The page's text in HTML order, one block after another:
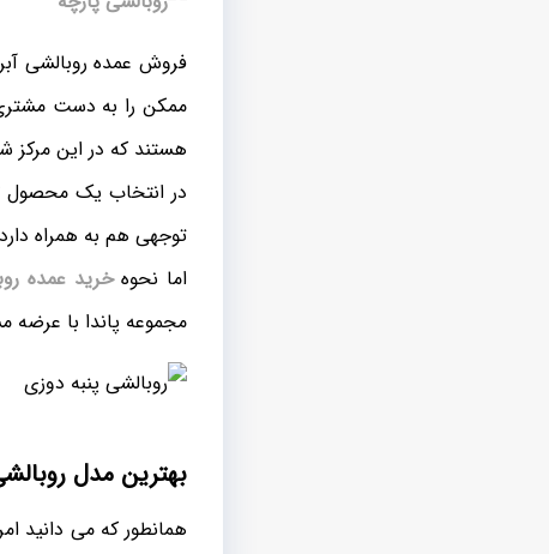
فروش عمده روبالشی
ممکن را به دست مشتری
هستند که در این مرکز
در انتخاب یک محصول
توجهی هم به همراه
اما نحوهخرید عمده
مجموعه پاندا با
بهترین مدل
همانطور که می دانید